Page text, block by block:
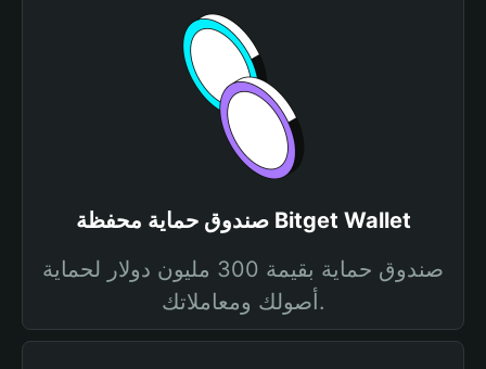
صندوق حماية محفظة Bitget Wallet
صندوق حماية بقيمة 300 مليون دولار لحماية
أصولك ومعاملاتك.